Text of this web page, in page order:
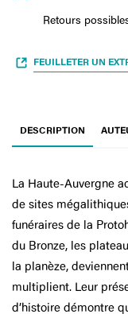
Retours
FEUILLETER UN
DESCRIPTION
La Haute-Auvergne
de sites
funéraires de la
du Bronze, les
la planèze,
multiplient. Leur
d’histoire démontre